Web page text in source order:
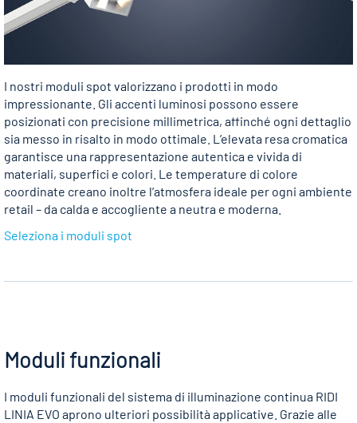
I nostri moduli spot valorizzano i prodotti in modo
impressionante. Gli accenti luminosi possono essere
posizionati con precisione millimetrica, affinché ogni dettaglio
sia messo in risalto in modo ottimale. L’elevata resa cromatica
garantisce una rappresentazione autentica e vivida di
materiali, superfici e colori. Le temperature di colore
coordinate creano inoltre l’atmosfera ideale per ogni ambiente
retail – da calda e accogliente a neutra e moderna.
Seleziona i moduli spot
Moduli funzionali
I moduli funzionali del sistema di illuminazione continua RIDI
LINIA EVO aprono ulteriori possibilità applicative. Grazie alle